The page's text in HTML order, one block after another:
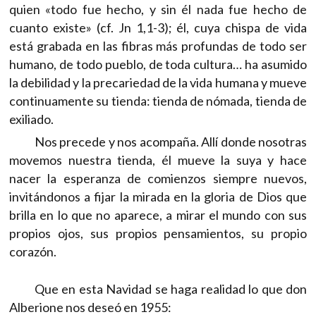
quien «todo fue hecho, y sin él nada fue hecho de
cuanto existe» (cf. Jn 1,1-3); él, cuya chispa de vida
está grabada en las fibras más profundas de todo ser
humano, de todo pueblo, de toda cultura… ha asumido
la debilidad y la precariedad de la vida humana y mueve
continuamente su tienda: tienda de nómada, tienda de
exiliado.
Nos precede y nos acompaña. Allí donde nosotras
movemos nuestra tienda, él mueve la suya y hace
nacer la esperanza de comienzos siempre nuevos,
invitándonos a fijar la mirada en la gloria de Dios que
brilla en lo que no aparece, a mirar el mundo con sus
propios ojos, sus propios pensamientos, su propio
corazón.
Que en esta Navidad se haga realidad lo que don
Alberione nos deseó en 1955: